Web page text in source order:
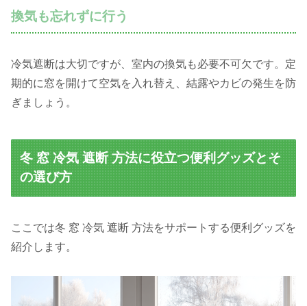
換気も忘れずに行う
冷気遮断は大切ですが、室内の換気も必要不可欠です。定
期的に窓を開けて空気を入れ替え、結露やカビの発生を防
ぎましょう。
冬 窓 冷気 遮断 方法に役立つ便利グッズとそ
の選び方
ここでは冬 窓 冷気 遮断 方法をサポートする便利グッズを
紹介します。